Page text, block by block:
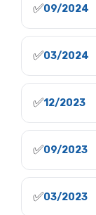
✅09/2024
✅03/2024
✅12/2023
✅09/2023
✅03/2023